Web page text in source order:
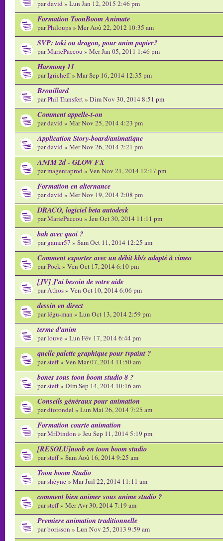
pardavid» Lun Jan 12, 2015 2:46 pm
Formation ToonBoom Animate
parPhiloups» Mer Aoû 22, 2012 10:35 am
SVP: toki ou dragon, pour anim papier?
parMariePaccou » Mer Jan 05, 2011 1:46 pm
Harmony 11
parIgricheff» Mar Sep 16, 2014 12:35 pm
Brouillard
parPhil Transfert» Dim Nov 30, 2014 8:51 pm
Comment appelle-t-on
pardavid» Mar Nov 25, 2014 4:23 pm
Application Story-board/animatique
pardavid» Mer Nov 26, 2014 2:21 pm
ANIM 2d - GLOW FX
parmagentaprod» Ven Nov 21, 2014 12:17 pm
Formation en alternance
pardavid» Mer Nov 19, 2014 2:08 pm
DRACO, logiciel beta autodesk
parMariePaccou » Jeu Oct 30, 2014 11:11 pm
bah avec quoi ?
pargamer57 » Sam Oct 11, 2014 12:25 am
Comment exporter avec un débit kb/s adapté à vimeo
parPock» Ven Oct 17, 2014 6:10 pm
[JV] J'ai besoin de votre aide
parAthos» Ven Oct 10, 2014 6:06 pm
dessin en direct
parlégu-man » Lun Oct 13, 2014 2:59 pm
terme d'anim
parlouve» Lun Fév 17, 2014 6:44 pm
quelle palette graphique pour tvpaint ?
parsteff» Ven Mar 07, 2014 11:50 am
bones sous toon boom studio 8 ?
parsteff» Dim Sep 14, 2014 10:16 am
Conseils généraux pour animation
pardtorondel » Lun Mai 26, 2014 7:25 am
Formation courte animation
parMrDindon » Jeu Sep 11, 2014 5:19 pm
[RESOLU]noob en toon boom studio
parsteff» Sam Aoû 16, 2014 9:25 am
Toon boom Studio
parshèyne» Mar Juil 22, 2014 11:11 am
comment bien animer sous anime studio ?
parsteff» Mer Avr 30, 2014 7:19 am
Premiere animation traditionnelle
parborisson » Lun Nov 25, 2013 9:59 am